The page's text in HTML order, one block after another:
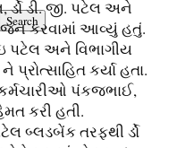
Search
ર્ડો ડી. જી. પટેલ અને
કરવામાં આવ્યું હતું.
પટેલ અને વિભાગીય
પ્રોત્સાહિત કર્યા હતા.
પંકજભાઈ,
કરી હતી.
બ્લડબેંક તરફથી ર્ડો